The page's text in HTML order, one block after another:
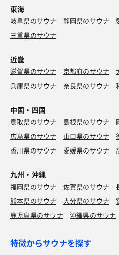
東海
岐阜県のサウナ 静岡県のサウナ
三重県のサウナ
近畿
滋賀県のサウナ 京都府のサウナ
兵庫県のサウナ
奈良県のサウナ
中国・四国
鳥取県のサウナ 島根県のサウナ
広島県のサウナ
山口県のサウナ
香川県のサウナ
愛媛県のサウナ
九州・沖縄
福岡県のサウナ 佐賀県のサウナ
熊本県のサウナ
大分県のサウナ
鹿児島県のサウナ
沖縄県のサウナ
特徴からサウナを探す